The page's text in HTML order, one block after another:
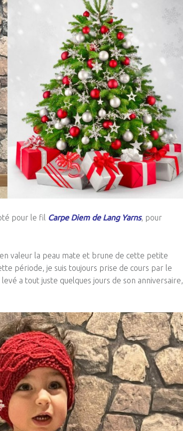
pour le fil Carpe Diemde Lang Yarns, pour
valeur la peau mate et brune de cette petite
période, je suis toujours prise de cours par le
levé a tout juste quelques jours de son anniversaire,